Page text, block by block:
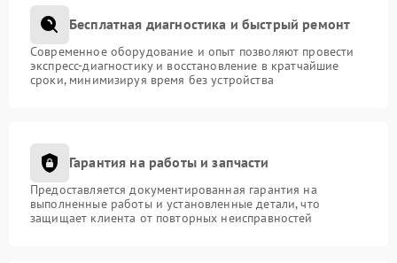
Бесплатная диагностика и быстрый ремонт
Современное оборудование и опыт позволяют провести
экспресс-диагностику и восстановление в кратчайшие
сроки, минимизируя время без устройства
Гарантия на работы и запчасти
Предоставляется документированная гарантия на
выполненные работы и установленные детали, что
защищает клиента от повторных неисправностей